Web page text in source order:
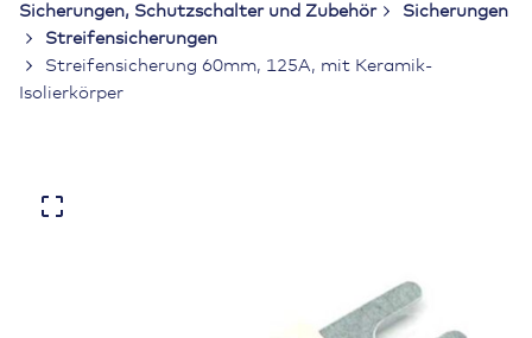
Sicherungen, Schutzschalter und Zubehör
Sicherungen
Streifensicherungen
Streifensicherung 60mm, 125A, mit Keramik-
Isolierkörper